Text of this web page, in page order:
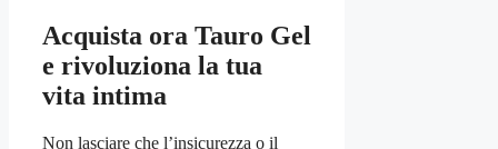
Acquista ora Tauro Gel
e rivoluziona la tua
vita intima
Non lasciare che l’insicurezza o il